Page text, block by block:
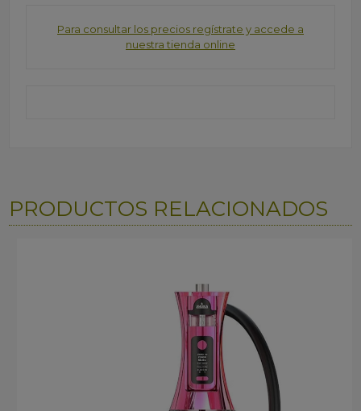
Para consultar los precios regístrate y accede a
nuestra tienda online
PRODUCTOS RELACIONADOS